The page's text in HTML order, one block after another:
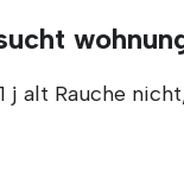
j alt Rauche